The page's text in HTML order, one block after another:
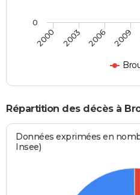
2000 2003 2006 2009
0
Répartition des décès à
Données exprimées en
Insee)